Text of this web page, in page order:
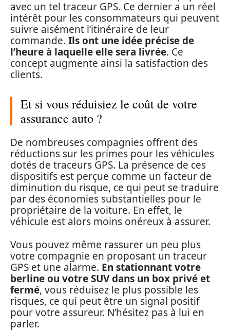
avec un tel traceur GPS. Ce dernier a un réel
intérêt pour les consommateurs qui peuvent
suivre aisément l’itinéraire de leur
commande. Ils ont une idée précise de
l’heure à laquelle elle sera livrée. Ce
concept augmente ainsi la satisfaction des
clients.
Et si vous réduisiez le coût de votre
assurance auto ?
De nombreuses compagnies offrent des
réductions sur les primes pour les véhicules
dotés de traceurs GPS. La présence de ces
dispositifs est perçue comme un facteur de
diminution du risque, ce qui peut se traduire
par des économies substantielles pour le
propriétaire de la voiture. En effet, le
véhicule est alors moins onéreux à assurer.
Vous pouvez même rassurer un peu plus
votre compagnie en proposant un traceur
GPS et une alarme. En stationnant votre
berline ou votre SUV dans un box privé et
fermé, vous réduisez le plus possible les
risques, ce qui peut être un signal positif
pour votre assureur. N’hésitez pas à lui en
parler.